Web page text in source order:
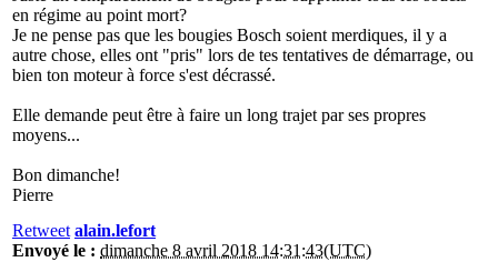
en régime au point mort?
Je ne pense pas que les bougies Bosch soient merdiques, il y a
autre chose, elles ont "pris" lors de tes tentatives de démarrage, ou
bien ton moteur à force s'est décrassé.
Elle demande peut être à faire un long trajet par ses propres
moyens...
Bon dimanche!
Pierre
Retweet alain.lefort
Envoyé le : dimanche 8 avril 2018 14:31:43(UTC)